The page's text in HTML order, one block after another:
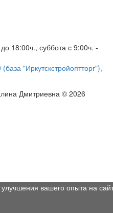
вашего опыта на
18:00ч., суббота с 9:00ч. -
"Иркутскстройоптторг"),
Дмитриевна © 2026